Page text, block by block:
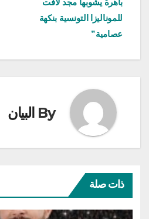
باهرة يشوبها مجد لافت
للموناليزا التونسية بنكهة
عصامية”
By البيان
ذات صلة